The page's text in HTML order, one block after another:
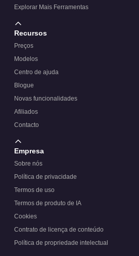
Explorar Mais Ferramentas
Recursos
Preços
Modelos
Centro de ajuda
Blogue
Novas funcionalidades
Afiliados
Contacto
Empresa
Sobre nós
Política de privacidade
Termos de uso
Termos de produto de IA
Cookies
Contrato de licença de conteúdo
Política de propriedade intelectual